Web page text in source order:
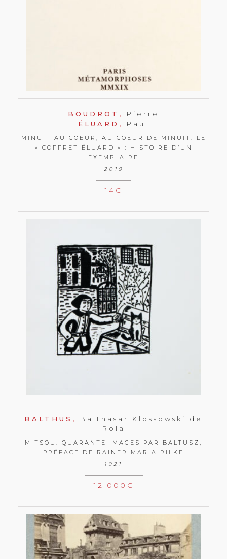
BOUDROT, Pierre
ÉLUARD, Paul
MINUIT AU COEUR, AU COEUR DE MINUIT. LE
« COFFRET ÉLUARD » : HISTOIRE D’UN
EXEMPLAIRE
2019
14€
BALTHUS, Balthasar Klossowski de
Rola
MITSOU. QUARANTE IMAGES PAR BALTUSZ,
PRÉFACE DE RAINER MARIA RILKE
1921
12 000 €